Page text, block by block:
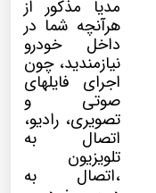
مدیا مذکور از
هرآنچه شما در
داخل خودرو
نیازمندید، چون
اجرای فایلهای
صوتی و
تصویری، رادیو،
اتصال به
تلویزیون
،اتصال به